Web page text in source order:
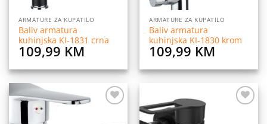
ARMATURE ZA KUPATILO
Baliv armatura
kuhinjska KI-1831 crna
109,99 KM
ARMATURE ZA KUPATILO
Baliv armatura
kuhinjska KI-1830 krom
109,99 KM